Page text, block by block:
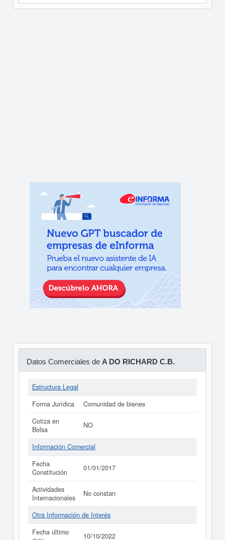
Datos Comerciales de A DO RICHARD C.B.
Estructura Legal
Forma Jurídica
Comunidad de bienes
Cotiza en
Bolsa
NO
Información Comercial
Fecha
Constitución
01/01/2017
Actividades
Internacionales
No constan
Otra Información de Interés
Fecha último
10/10/2022